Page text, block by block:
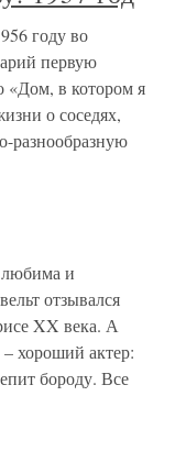
году во
первую
«Дом, в котором я
о соседях,
разнообразную
и
отзывался
XX века. А
хороший актер:
бороду. Все